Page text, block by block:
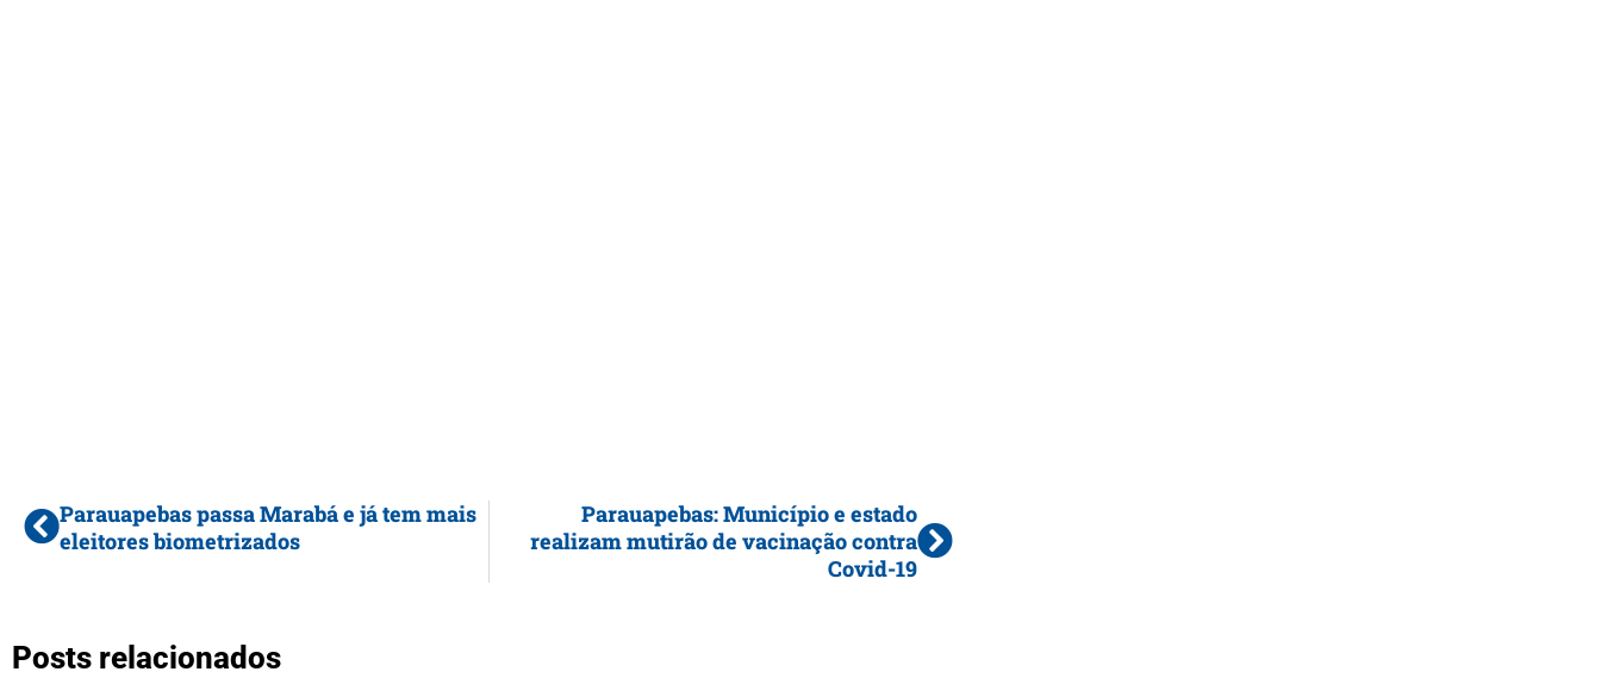
Parauapebas passa Marabá e já tem mais
eleitores biometrizados
Parauapebas: Município e estado
realizam mutirão de vacinação contra
Covid-19
Posts relacionados